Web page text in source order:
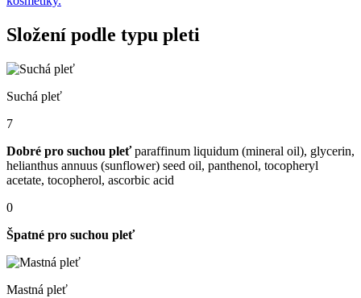
Složení podle typu pleti
Suchá pleť
7
Dobré pro suchou pleť paraffinum liquidum (mineral oil), glycerin,
helianthus annuus (sunflower) seed oil, panthenol, tocopheryl
acetate, tocopherol, ascorbic acid
0
Špatné pro suchou pleť
Mastná pleť